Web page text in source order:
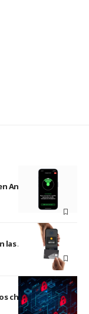
Andorra e
las Apple Store
chips de Apple